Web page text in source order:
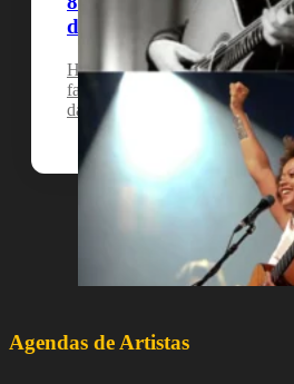
demais
Hoje vamos conhecer uma lista
faleceram quando as suas
dar.
Agendas de Artistas